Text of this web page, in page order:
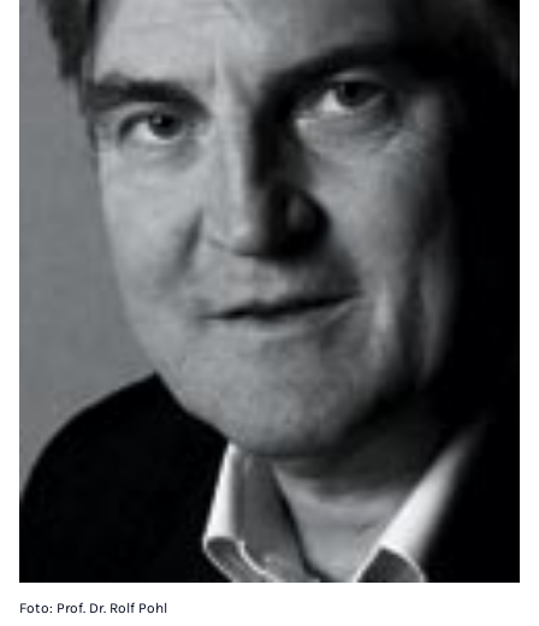
Foto: Prof. Dr. Rolf Pohl